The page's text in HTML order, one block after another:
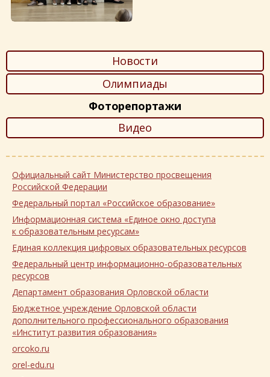
Новости
Олимпиады
Фоторепортажи
Видео
Официальный сайт Министерство просвещения
Российской Федерации
Федеральный портал «Российское образование»
Информационная система «Единое окно доступа
к образовательным ресурсам»
Единая коллекция цифровых образовательных ресурсов
Федеральный центр информационно-образовательных
ресурсов
Департамент образования Орловской области
Бюджетное учреждение Орловской области
дополнительного профессионального образования
«Институт развития образования»
orcoko.ru
orel-edu.ru